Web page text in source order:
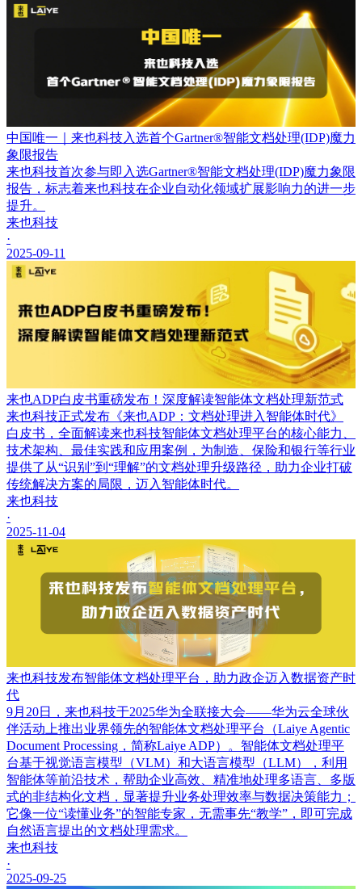
中国唯一｜来也科技入选首个Gartner®智能文档处理(IDP)魔力
象限报告
来也科技首次参与即入选Gartner®智能文档处理(IDP)魔力象限
报告，标志着来也科技在企业自动化领域扩展影响力的进一步
提升。
来也科技
·
2025-09-11
来也ADP白皮书重磅发布！深度解读智能体文档处理新范式
来也科技正式发布《来也ADP：文档处理进入智能体时代》
白皮书，全面解读来也科技智能体文档处理平台的核心能力、
技术架构、最佳实践和应用案例，为制造、保险和银行等行业
提供了从“识别”到“理解”的文档处理升级路径，助力企业打破
传统解决方案的局限，迈入智能体时代。
来也科技
·
2025-11-04
来也科技发布智能体文档处理平台，助力政企迈入数据资产时
代
9月20日，来也科技于2025华为全联接大会——华为云全球伙
伴活动上推出业界领先的智能体文档处理平台（Laiye Agentic
Document Processing，简称Laiye ADP）。智能体文档处理平
台基于视觉语言模型（VLM）和大语言模型（LLM），利用
智能体等前沿技术，帮助企业高效、精准地处理多语言、多版
式的非结构化文档，显著提升业务处理效率与数据决策能力；
它像一位“读懂业务”的智能专家，无需事先“教学”，即可完成
自然语言提出的文档处理需求。
来也科技
·
2025-09-25